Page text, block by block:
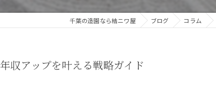
千葉の造園なら結ニワ屋 ブログ コラム
収アップを叶える戦略ガイド